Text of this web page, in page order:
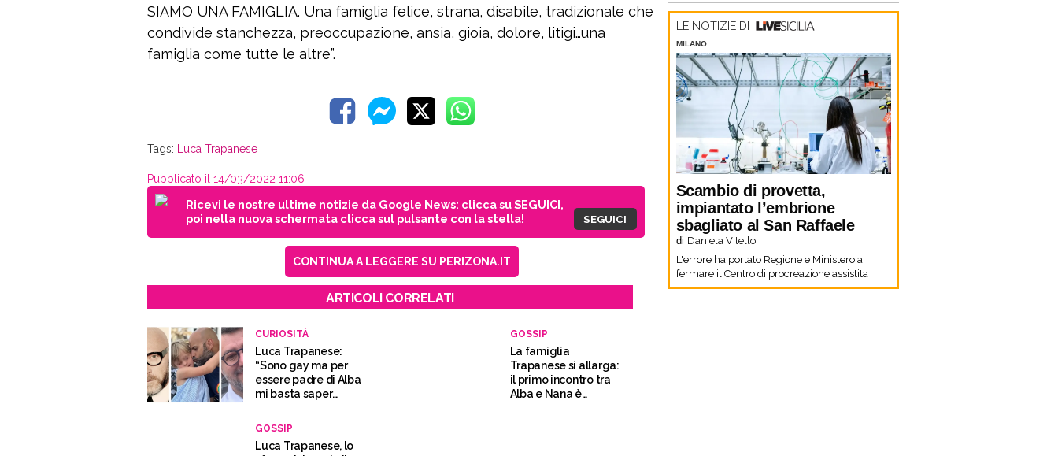
SIAMO UNA FAMIGLIA. Una famiglia felice, strana, disabile, tradizionale che
condivide stanchezza, preoccupazione, ansia, gioia, dolore, litigi…una
famiglia come tutte le altre”.
Tags: Luca Trapanese
Pubblicato il 14/03/2022 11:06
Ricevi le nostre ultime notizie da Google News: clicca su SEGUICI,
poi nella nuova schermata clicca sul pulsante con la stella!
SEGUICI
CONTINUA A LEGGERE SU PERIZONA.IT
ARTICOLI CORRELATI
CURIOSITÀ
Luca Trapanese:
“Sono gay ma per
essere padre di Alba
mi basta saper
GOSSIP
La famiglia
Trapanese si allarga:
il primo incontro tra
Alba e Nana è
GOSSIP
Luca Trapanese, lo
LE NOTIZIE DI
MILANO
Scambio di provetta,
impiantato l’embrione
sbagliato al San Raffaele
di Daniela Vitello
L'errore ha portato Regione e Ministero a
fermare il Centro di procreazione assistita